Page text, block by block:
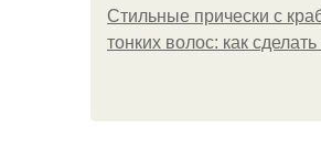
Стильные прически с
тонких волос: как